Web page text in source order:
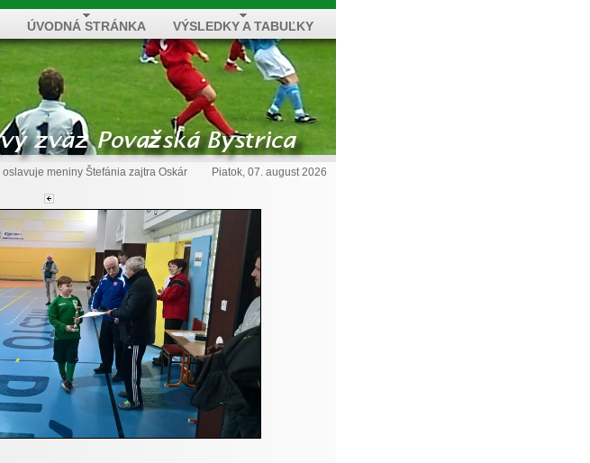
ÚVODNÁ STRÁNKA VÝSLEDKY A TABUĽKY
oslavuje meniny Štefánia zajtra Oskár Piatok, 07. august 2026